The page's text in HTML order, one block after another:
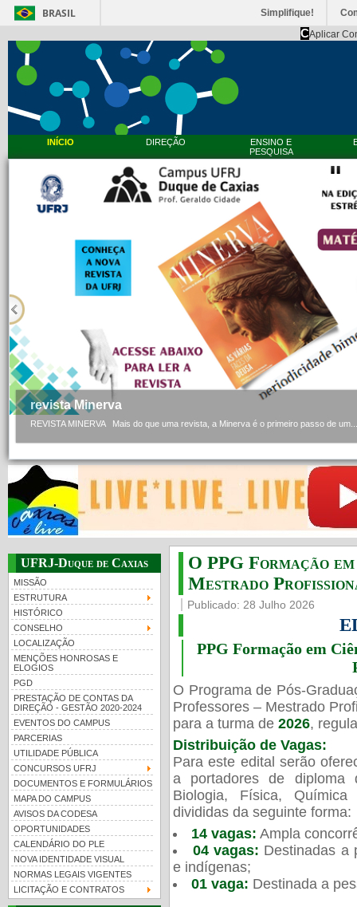
BRASIL Simplifique!
CAplicar
INÍCIO DIREÇÃO
ENSINO E
PESQUISA
revista Minerva
REVISTA MINERVA Mais do que uma revista, a Minerva é o primeiro passo de um...
UFRJ-Duque de Caxias
MISSÃO
ESTRUTURA
HISTÓRICO
CONSELHO
LOCALIZAÇÃO
MENÇÕES HONROSAS E
ELOGIOS
PGD
PRESTAÇÃO DE CONTAS DA
DIREÇÃO - GESTÃO 2020-2024
EVENTOS DO CAMPUS
PARCERIAS
UTILIDADE PÚBLICA
CONCURSOS UFRJ
DOCUMENTOS E FORMULÁRIOS
MAPA DO CAMPUS
AVISOS DA CODESA
OPORTUNIDADES
CALENDÁRIO DO PLE
NOVA IDENTIDADE VISUAL
NORMAS LEGAIS VIGENTES
LICITAÇÃO E CONTRATOS
O PPG Formação
Mestrado
Publicado: 28 Julho 2026
PPG Formação em
O Programa de Pós-
Professores – Mestrado
para a turma de 2026,
Distribuição de Vagas:
Para este edital serão
a portadores de diploma
Biologia, Física,
divididas da seguinte forma:
14 vagas: Ampla
04 vagas: Destinadas a
e indígenas;
01 vaga: Destinada a
Guia de boas práticas
UFRJ 100 anos